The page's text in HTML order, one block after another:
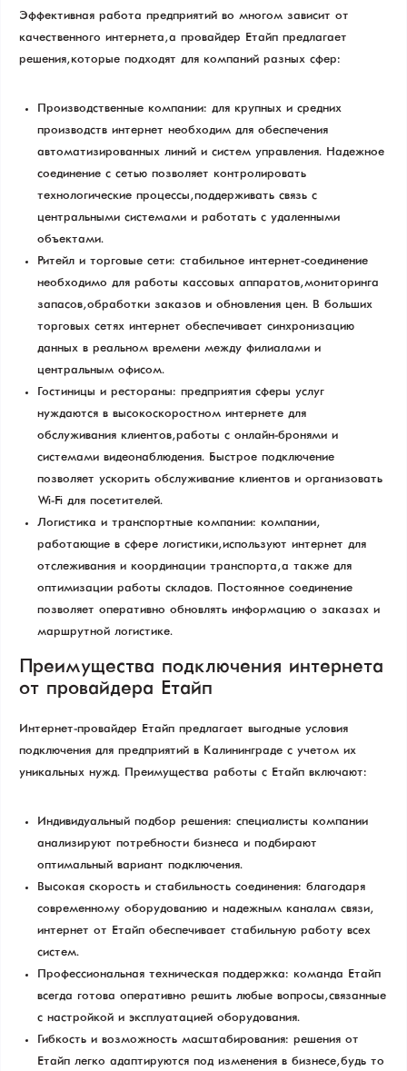
Эффективная работа предприятий во многом зависит от
качественного интернета, а провайдер Етайп предлагает
решения, которые подходят для компаний разных сфер:
Производственные компании: для крупных и средних
производств интернет необходим для обеспечения
автоматизированных линий и систем управления. Надежное
соединение с сетью позволяет контролировать
технологические процессы, поддерживать связь с
центральными системами и работать с удаленными
объектами.
Ритейл и торговые сети: стабильное интернет-соединение
необходимо для работы кассовых аппаратов, мониторинга
запасов, обработки заказов и обновления цен. В больших
торговых сетях интернет обеспечивает синхронизацию
данных в реальном времени между филиалами и
центральным офисом.
Гостиницы и рестораны: предприятия сферы услуг
нуждаются в высокоскоростном интернете для
обслуживания клиентов, работы с онлайн-бронями и
системами видеонаблюдения. Быстрое подключение
позволяет ускорить обслуживание клиентов и организовать
Wi-Fi для посетителей.
Логистика и транспортные компании: компании,
работающие в сфере логистики, используют интернет для
отслеживания и координации транспорта, а также для
оптимизации работы складов. Постоянное соединение
позволяет оперативно обновлять информацию о заказах и
маршрутной логистике.
Преимущества подключения интернета
от провайдера Етайп
Интернет-провайдер Етайп предлагает выгодные условия
подключения для предприятий в Калининграде с учетом их
уникальных нужд. Преимущества работы с Етайп включают:
Индивидуальный подбор решения: специалисты компании
анализируют потребности бизнеса и подбирают
оптимальный вариант подключения.
Высокая скорость и стабильность соединения: благодаря
современному оборудованию и надежным каналам связи,
интернет от Етайп обеспечивает стабильную работу всех
систем.
Профессиональная техническая поддержка: команда Етайп
всегда готова оперативно решить любые вопросы, связанные
с настройкой и эксплуатацией оборудования.
Гибкость и возможность масштабирования: решения от
Етайп легко адаптируются под изменения в бизнесе, будь то